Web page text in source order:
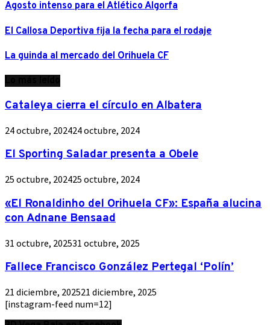
Agosto intenso para el Atlético Algorfa
El Callosa Deportiva fija la fecha para el rodaje
La guinda al mercado del Orihuela CF
Cataleya cierra el círculo en Albatera
24 octubre, 202424 octubre, 2024
El Sporting Saladar presenta a Obele
25 octubre, 202425 octubre, 2024
«El Ronaldinho del Orihuela CF»: España alucina
con Adnane Bensaad
31 octubre, 202531 octubre, 2025
Fallece Francisco González Pertegal ‘Polín’
21 diciembre, 202521 diciembre, 2025
[instagram-feed num=12]